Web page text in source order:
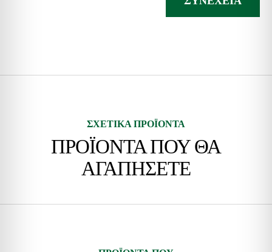
ΣΧΕΤΙΚΑ ΠΡΟΪΟΝΤΑ
ΠΡΟΪΟΝΤΑ ΠΟΥ ΘΑ
ΑΓΑΠΗΣΕΤΕ